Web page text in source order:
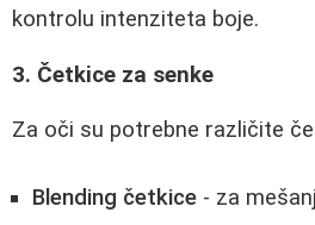
kontrolu intenziteta boje.
3. Četkice za senke
Za oči su potrebne različite
Blending četkice - za